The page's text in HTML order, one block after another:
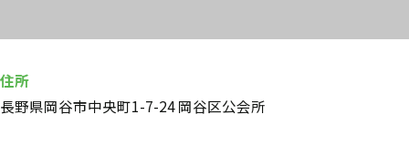
住所
長野県岡谷市中央町1-7-24 岡谷区公会所